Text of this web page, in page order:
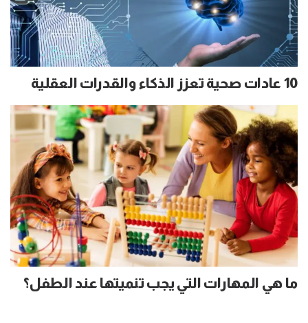
10 عادات صحية تعزز الذكاء والقدرات العقلية
ما هي المهارات التي يجب تنميتها عند الطفل؟